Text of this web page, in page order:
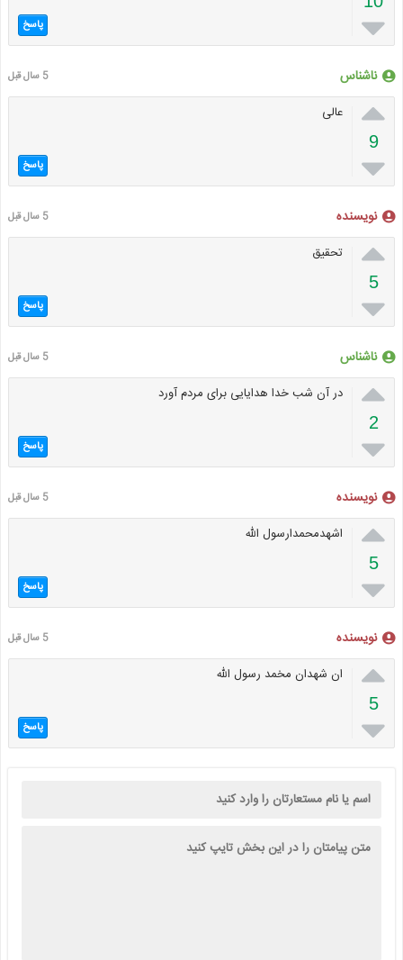
 پاسخ
ناشناس 5 سال قبل

9

عالی
پاسخ
نویسنده 5 سال قبل

5

تحقیق
پاسخ
ناشناس 5 سال قبل

2

در آن شب خدا هدایایی برای مردم آورد
پاسخ
نویسنده 5 سال قبل

5

اشهدمحمدارسول الله
پاسخ
نویسنده 5 سال قبل

5

ان شهدان مخمد رسول الله
پاسخ